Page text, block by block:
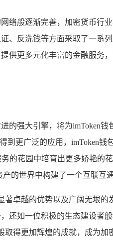
络般逐渐完善，加密货币行
、反洗钱等方面采取了一系
供更多元化丰富的金融服务
的强大引擎，将为imToken
到更广泛的应用，imToken
的花园中培育出更多娇艳
的世界中构建了一个互联互
著卓越的优势以及广阔无垠
还如一位积极的生态建设者
得更加辉煌的成就，成为